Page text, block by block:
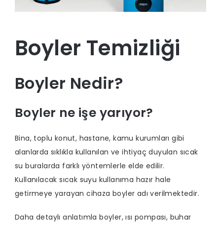
Boyler Temizliği
Boyler Nedir?
Boyler ne işe yarıyor?
Bina, toplu konut, hastane, kamu kurumları gibi
alanlarda sıklıkla kullanılan ve ihtiyaç duyulan sıcak
su buralarda farklı yöntemlerle elde edilir.
Kullanılacak sıcak suyu kullanıma hazır hale
getirmeye yarayan cihaza boyler adı verilmektedir.
Daha detaylı anlatımla boyler, ısı pompası, buhar